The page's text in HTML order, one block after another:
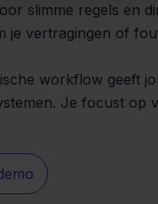
slimme regels en
je vertragingen of
workflow geeft
Je focust op